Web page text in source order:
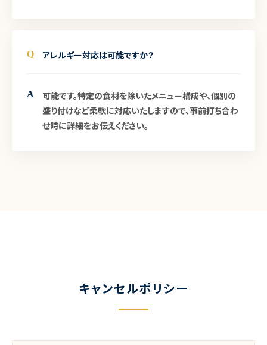
Q アレルギー対応は可能ですか？
A
可能です。特定の食材を除いたメニュー構成や、個別の
盛り付けなど柔軟に対応いたしますので、事前打ち合わ
せ時に詳細をお伝えください。
キャンセルポリシー